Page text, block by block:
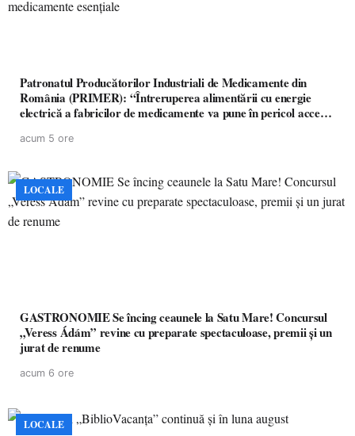
Patronatul Producătorilor Industriali de Medicamente din
România (PRIMER): “Întreruperea alimentării cu energie
electrică a fabricilor de medicamente va pune în pericol accesul
acum 5 ore
LOCALE
GASTRONOMIE Se încing ceaunele la Satu Mare! Concursul
„Veress Ádám” revine cu preparate spectaculoase, premii și un
jurat de renume
acum 6 ore
LOCALE